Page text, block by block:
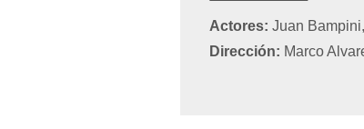
Actores: Juan
Dirección: Marco